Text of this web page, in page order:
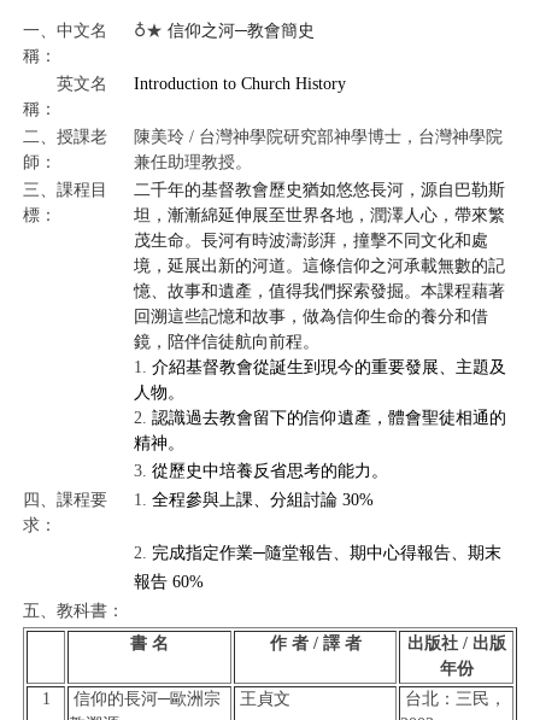
一、中文名
稱：
♁★ 信仰之河─教會簡史
英文名
稱：
Introduction to Church History
二、授課老
師：
陳美玲 / 台灣神學院研究部神學博士，台灣神學院
兼任助理教授。
三、課程目
標：
二千年的基督教會歷史猶如悠悠長河，源自巴勒斯
坦，漸漸綿延伸展至世界各地，潤澤人心，帶來繁
茂生命。長河有時波濤澎湃，撞擊不同文化和處
境，延展出新的河道。這條信仰之河承載無數的記
憶、故事和遺產，值得我們探索發掘。本課程藉著
回溯這些記憶和故事，做為信仰生命的養分和借
鏡，陪伴信徒航向前程。
1. 介紹基督教會從誕生到現今的重要發展、主題及
人物。
2. 認識過去教會留下的信仰遺產，體會聖徒相通的
精神。
3. 從歷史中培養反省思考的能力。
四、課程要
求：
1. 全程參與上課、分組討論 30%
2. 完成指定作業─隨堂報告、期中心得報告、期末
報告 60%
五、教科書：
書 名
作 者 / 譯 者
出版社 / 出版
年份
1
信仰的長河─歐洲宗
王貞文
台北：三民，